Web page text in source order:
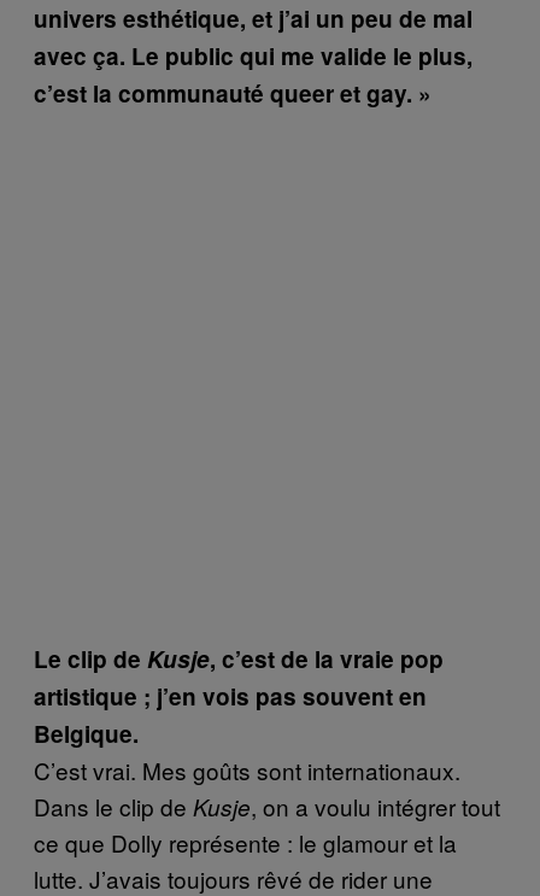
univers esthétique, et j’ai un peu de mal
avec ça. Le public qui me valide le plus,
c’est la communauté queer et gay. »
Le clip de Kusje, c’est de la vraie pop
artistique ; j’en vois pas souvent en
Belgique.
C’est vrai. Mes goûts sont internationaux.
Dans le clip de Kusje, on a voulu intégrer tout
ce que Dolly représente : le glamour et la
lutte. J’avais toujours rêvé de rider une